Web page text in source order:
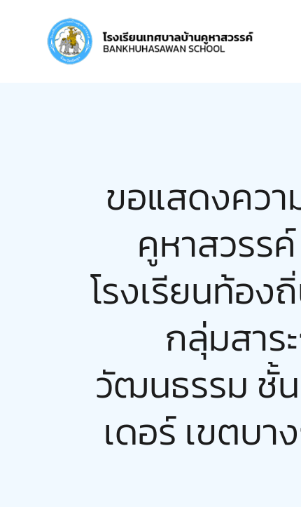
ขอแสดงควา
คูหาสวรร
โรงเรียนท้อง
กลุ่มสาร
วัฒนธรรม ชั้
เดอร์ เขตบา